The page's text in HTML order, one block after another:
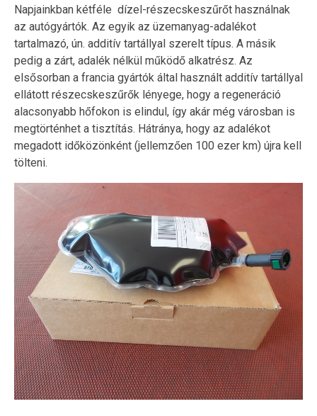
Napjainkban kétféle dízel-részecskeszűrőt használnak
az autógyártók. Az egyik az üzemanyag-adalékot
tartalmazó, ún. additív tartállyal szerelt típus. A másik
pedig a zárt, adalék nélkül működő alkatrész. Az
elsősorban a francia gyártók által használt additív tartállyal
ellátott részecskeszűrők lényege, hogy a regeneráció
alacsonyabb hőfokon is elindul, így akár még városban is
megtörténhet a tisztítás. Hátránya, hogy az adalékot
megadott időközönként (jellemzően 100 ezer km) újra kell
tölteni.